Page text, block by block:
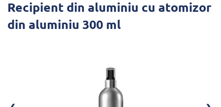
Recipient din aluminiu cu atomizor
din aluminiu 300 ml